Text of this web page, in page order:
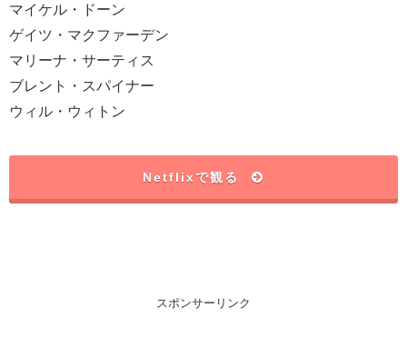
マイケル・ドーン
ゲイツ・マクファーデン
マリーナ・サーティス
ブレント・スパイナー
ウィル・ウィトン
Netflixで観る
スポンサーリンク